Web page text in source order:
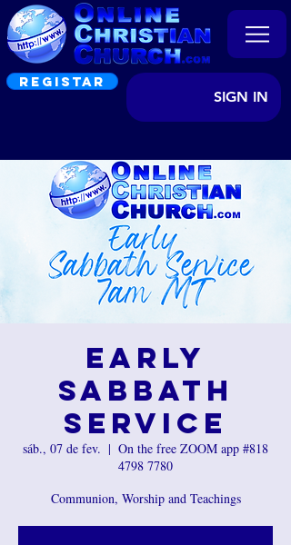
REGISTAR
SIGN IN
Early
Sabbath
Service
sáb., 07 de fev.
  |
On the free ZOOM app #818
4798 7780
Communion, Worship and Teachings